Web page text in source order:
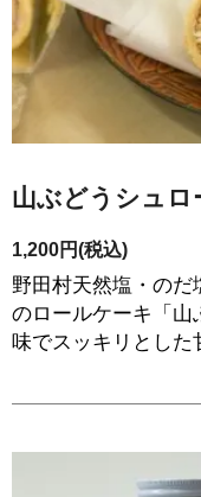
山ぶどうシュ
1,200円(税込)
野田村天然塩・のだ
のロールケーキ「山
味でスッキリとした